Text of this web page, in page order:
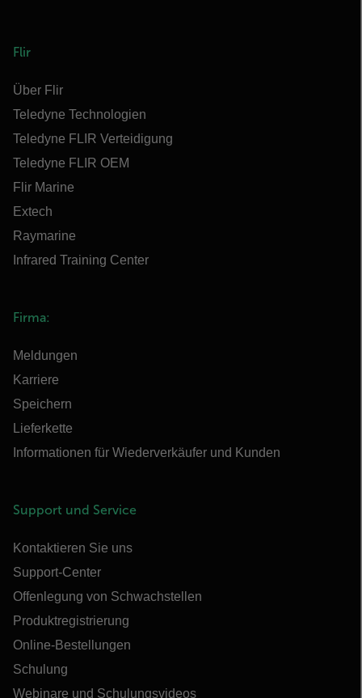
Flir
Über Flir
Teledyne Technologien
Teledyne FLIR Verteidigung
Teledyne FLIR OEM
Flir Marine
Extech
Raymarine
Infrared Training Center
Firma:
Meldungen
Karriere
Speichern
Lieferkette
Informationen für Wiederverkäufer und Kunden
Support und Service
Kontaktieren Sie uns
Support-Center
Offenlegung von Schwachstellen
Produktregistrierung
Online-Bestellungen
Schulung
Webinare und Schulungsvideos